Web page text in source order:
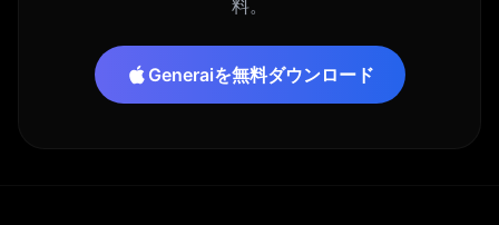
料。
Generaiを無料ダウンロード